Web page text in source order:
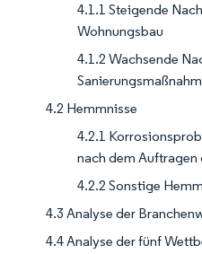
4.1.1 Steigende
Wohnungsbau
4.1.2 Wachsende
4.2 Hemmnisse
4.2.1
nach dem
4.2.2 Sonstige
4.3 Analyse der
4.4 Analyse der fünf